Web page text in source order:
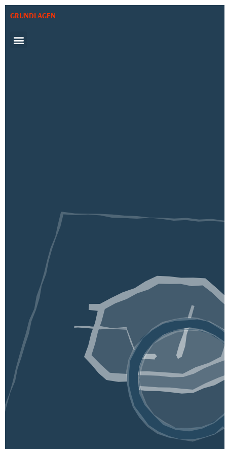
GRUNDLAGEN